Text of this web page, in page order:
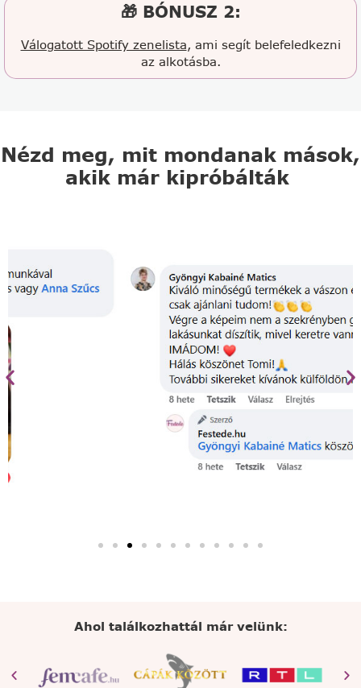
🎁 BÓNUSZ 2:
Válogatott Spotify zenelista, ami segít belefeledkezni
az alkotásba.
Nézd meg, mit mondanak mások,
akik már kipróbálták
Ahol találkozhattál már velünk: